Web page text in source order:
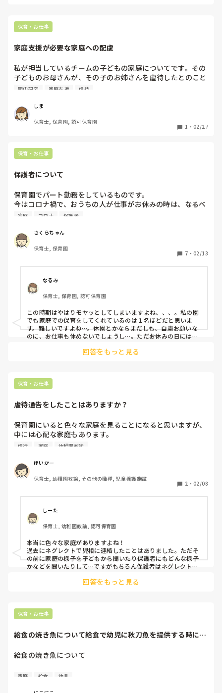
保育・お仕事
家庭支援が必要な家庭への配慮
私が担当しているチームの子どもの家庭についてです。その
子どものお母さんが、その子のお姉さんを虐待したとのこと
で一度一時保護されていて、今は家族みんなで一緒に暮らし
り、休みの日はお昼に寝ていたりする状況です。みなさん
は、このように、家庭支援が必要なお子さんを預かった経験
はありますか
園内研究 家庭支援 虐待
しま
保育士, 保育園, 認可保育園
1 ・ 02/27
保育・お仕事
保護者について
保育園でパート勤務をしているものです。
今はコロナ禍で、おうちの人が仕事がお休みの時は、なるべ
く家庭での保育を強制ではありませんが推進しています。し
くれる家庭はなく、明らかに休みでも必ず預けにきて、お迎
えも早いかと思えば16:30、17:00など当たり前。何か用事
があるのかもしれませんし、仕方ない事なのかもしれません
皆様の園ではどうでしょうか？
家庭 コロナ 保護者
さくらちゃん
保育士, 保育園
7 ・ 02/13
なるみ
保育士, 保育園, 認可保育園
この時期はやはりモヤッとしてしまいますよね、、、。私の園
でも家庭での保育をしてくれているのは１名ほどだと思いま
す。難しいですよね…。休園とかならまだしも、自粛お願いな
のに、お仕事も休めないでしょうし…。ただお休みの日には、
なか1人で行動する時間がなければなおさら。。。
回答をもっと見る
保育・お仕事
虐待通告をしたことはありますか？
保育園にいると色々な家庭を見ることになると思いますが、
中には心配な家庭もあります。
明らかに虐待されているとわかれば別だと思うのですが、微
そんなとき、どうされたか教えていただきたいです。
虐待 家庭 幼稚園教諭
ほいかー
保育士, 幼稚園教諭, その他の職種, 児童養護施設
2 ・ 02/08
しーた
保育士, 幼稚園教諭, 認可保育園
本当に色々な家庭がありますよね！
過去にネグレクトで児相に連絡したことはありました。ただそ
の前に家庭の様子を子どもから聞いたり保護者にもどんな様子
かなどを聞いたりして…ですがもちろん保護者はネグレクトだ
回答をもっと見る
保育・お仕事
給食の焼き魚について給食で幼児に秋刀魚を提供する時に、
給食の焼き魚について
給食で幼児に秋刀魚を提供する時に、何歳くらいから自分で
家庭 給食 幼児